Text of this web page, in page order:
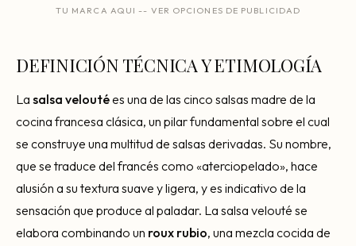
Arquitectura Gastronómica
Carta rentable
Rotación de personal
Cuánto cuesta abrir
Plan de negocio
Permisos en Madrid
TU MARCA AQUI -- VER OPCIONES DE PUBLICIDAD
DEFINICIÓN TÉCNICA Y ETIMOLOGÍA
La salsa veloutées una de las cinco salsas madre de la
cocina francesa clásica, un pilar fundamental sobre el cual
se construye una multitud de salsas derivadas. Su nombre,
que se traduce del francés como «aterciopelado», hace
alusión a su textura suave y ligera, y es indicativo de la
sensación que produce al paladar. La salsa velouté se
elabora combinando un roux rubio, una mezcla cocida de